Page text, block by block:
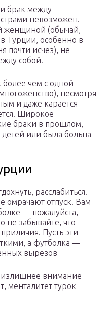
брак между
невозможен.
женщиной (обычай,
Турции, особенно в
почти исчез), не
собой.
чем с одной
несмотря
и даже карается
Широкое
браки в прошлом,
или была больна
расслабиться.
омрачают отпуск. Вам
— пожалуйста,
не забывайте, что
Пусть эти
а футболка —
вырезов
излишнее внимание
менталитет турок